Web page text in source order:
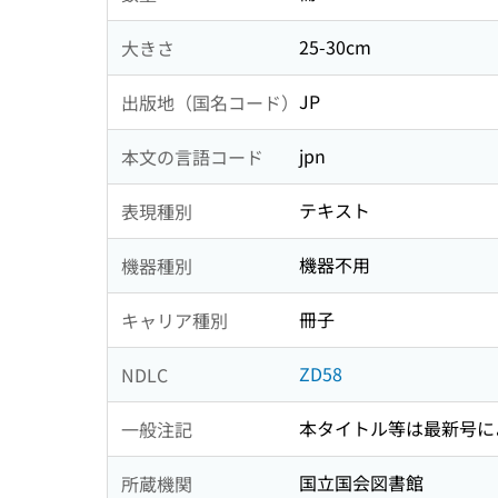
大きさ 25-30cm
出版地（国名コード） JP
本文の言語コード jpn
表現種別 テキスト
機器種別 機器不用
キャリア種別 冊子
NDLC ZD58
一般注記 本タイトル等は最新号
所蔵機関 国立国会図書館